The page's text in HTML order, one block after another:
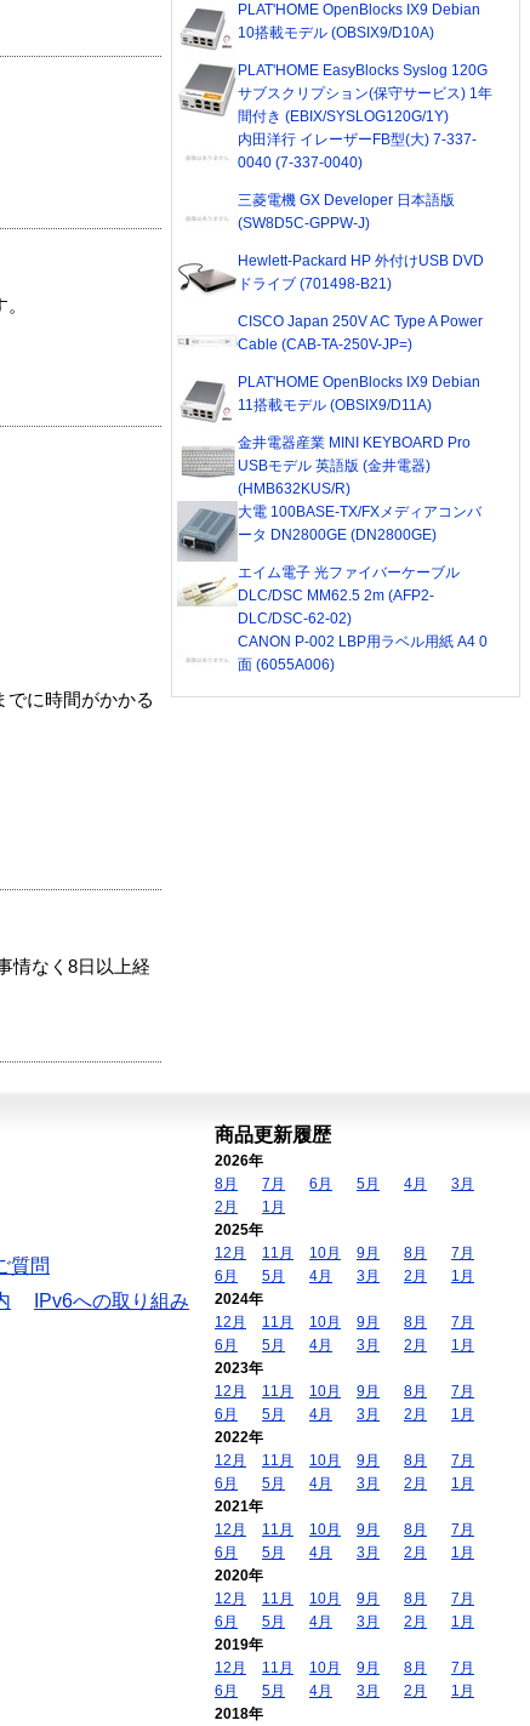
でに時間がかかる
情なく8日以上経
PLAT'HOME OpenBlocks IX9 Debian
10搭載モデル (OBSIX9/D10A)
PLAT'HOME EasyBlocks Syslog 120G
サブスクリプション(保守サービス) 1年
間付き (EBIX/SYSLOG120G/1Y)
内田洋行 イレーザーFB型(大) 7-337-
0040 (7-337-0040)
三菱電機 GX Developer 日本語版
(SW8D5C-GPPW-J)
Hewlett-Packard HP 外付けUSB DVD
ドライブ (701498-B21)
CISCO Japan 250V AC Type A Power
Cable (CAB-TA-250V-JP=)
PLAT'HOME OpenBlocks IX9 Debian
11搭載モデル (OBSIX9/D11A)
金井電器産業 MINI KEYBOARD Pro
USBモデル 英語版 (金井電器)
(HMB632KUS/R)
大電 100BASE-TX/FXメディアコンバ
ータ DN2800GE (DN2800GE)
エイム電子 光ファイバーケーブル
DLC/DSC MM62.5 2m (AFP2-
DLC/DSC-62-02)
CANON P-002 LBP用ラベル用紙 A4 0
面 (6055A006)
質問
IPv6への取り組み
商品更新履歴
2026年
8月
7月 6月 5月 4月
3月
2月
1月
2025年
12月
11月 10月 9月 8月
7月
6月
5月 4月 3月 2月
1月
2024年
12月
11月 10月 9月 8月
7月
6月
5月 4月 3月 2月
1月
2023年
12月
11月 10月 9月 8月
7月
6月
5月 4月 3月 2月
1月
2022年
12月
11月 10月 9月 8月
7月
6月
5月 4月 3月 2月
1月
2021年
12月
11月 10月 9月 8月
7月
6月
5月 4月 3月 2月
1月
2020年
12月
11月 10月 9月 8月
7月
6月
5月 4月 3月 2月
1月
2019年
12月
11月 10月 9月 8月
7月
6月
5月 4月 3月 2月
1月
2018年